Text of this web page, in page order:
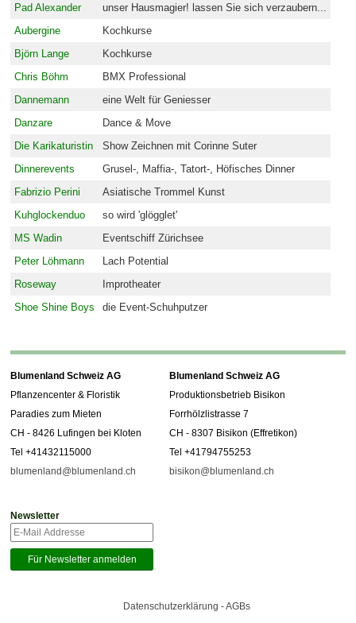
Pad Alexander
unser Hausmagier! lassen Sie sich verzaubern...
Aubergine
Kochkurse
Björn Lange
Kochkurse
Chris Böhm
BMX Professional
Dannemann
eine Welt für Geniesser
Danzare
Dance & Move
Die Karikaturistin
Show Zeichnen mit Corinne Suter
Dinnerevents
Grusel-, Maffia-, Tatort-, Höfisches Dinner
Fabrizio Perini
Asiatische Trommel Kunst
Kuhglockenduo
so wird 'glögglet'
MS Wadin
Eventschiff Zürichsee
Peter Löhmann
Lach Potential
Roseway
Improtheater
Shoe Shine Boys
die Event-Schuhputzer
Blumenland Schweiz AG
Pflanzencenter & Floristik
Paradies zum Mieten
CH - 8426 Lufingen bei Kloten
Tel +41432115000
blumenland@blumenland.ch
Blumenland Schweiz AG
Produktionsbetrieb Bisikon
Forrhölzlistrasse 7
CH - 8307 Bisikon (Effretikon)
Tel +41794755253
bisikon@blumenland.ch
Newsletter
Datenschutzerklärung - AGBs